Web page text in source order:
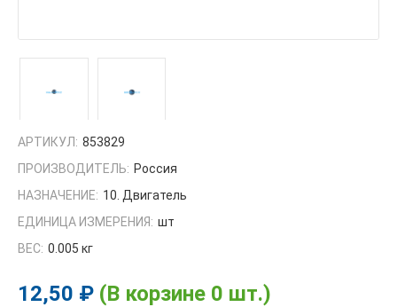
АРТИКУЛ: 853829
ПРОИЗВОДИТЕЛЬ: Россия
НАЗНАЧЕНИЕ: 10. Двигатель
ЕДИНИЦА ИЗМЕРЕНИЯ: шт
ВЕС: 0.005 кг
12,50 ₽ (В корзине 0 шт.)